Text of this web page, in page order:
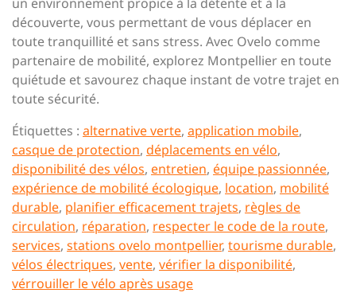
découverte, vous permettant de vous déplacer en
toute tranquillité et sans stress. Avec Ovelo comme
partenaire de mobilité, explorez Montpellier en toute
quiétude et savourez chaque instant de votre trajet en
toute sécurité.
Étiquettes : alternative verte, application mobile,
casque de protection, déplacements en vélo,
disponibilité des vélos, entretien, équipe passionnée,
expérience de mobilité écologique, location, mobilité
durable, planifier efficacement trajets, règles de
circulation, réparation, respecter le code de la route,
services, stations ovelo montpellier, tourisme durable,
vélos électriques, vente, vérifier la disponibilité,
vérrouiller le vélo après usage